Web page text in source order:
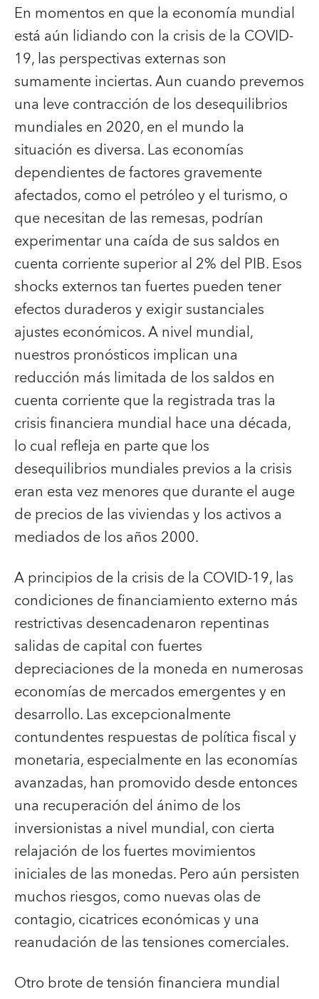
En momentos en que la economía mundial
está aún lidiando con la crisis de la COVID-
19, las perspectivas externas son
sumamente inciertas. Aun cuando prevemos
una leve contracción de los desequilibrios
mundiales en 2020, en el mundo la
situación es diversa. Las economías
dependientes de factores gravemente
afectados, como el petróleo y el turismo, o
que necesitan de las remesas, podrían
experimentar una caída de sus saldos en
cuenta corriente superior al 2% del PIB. Esos
shocks externos tan fuertes pueden tener
efectos duraderos y exigir sustanciales
ajustes económicos. A nivel mundial,
nuestros pronósticos implican una
reducción más limitada de los saldos en
cuenta corriente que la registrada tras la
crisis financiera mundial hace una década,
lo cual refleja en parte que los
desequilibrios mundiales previos a la crisis
eran esta vez menores que durante el auge
de precios de las viviendas y los activos a
mediados de los años 2000.
A principios de la crisis de la COVID-19, las
condiciones de financiamiento externo más
restrictivas desencadenaron repentinas
salidas de capital con fuertes
depreciaciones de la moneda en numerosas
economías de mercados emergentes y en
desarrollo. Las excepcionalmente
contundentes respuestas de política fiscal y
monetaria, especialmente en las economías
avanzadas, han promovido desde entonces
una recuperación del ánimo de los
inversionistas a nivel mundial, con cierta
relajación de los fuertes movimientos
iniciales de las monedas. Pero aún persisten
muchos riesgos, como nuevas olas de
contagio, cicatrices económicas y una
reanudación de las tensiones comerciales.
Otro brote de tensión financiera mundial